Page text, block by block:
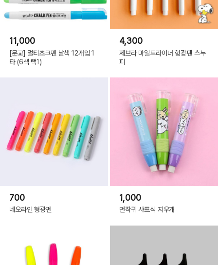
11,000
[문교] 멀티초크펜 낱색 12개입 1
타 (6색 택1)
4,300
제브라 마일드라이너 형광펜 스누
피
700
네오라인 형광펜
1,000
먼작귀 샤프식 지우개